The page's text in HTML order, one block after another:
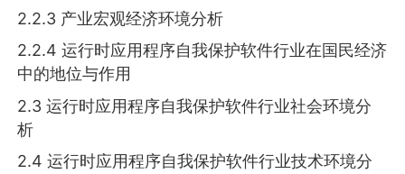
2.2.3 产业宏观经济环境分析
2.2.4 运行时应用程序自我保护软件行业在国民经济
中的地位与作用
2.3 运行时应用程序自我保护软件行业社会环境分
析
2.4 运行时应用程序自我保护软件行业技术环境分